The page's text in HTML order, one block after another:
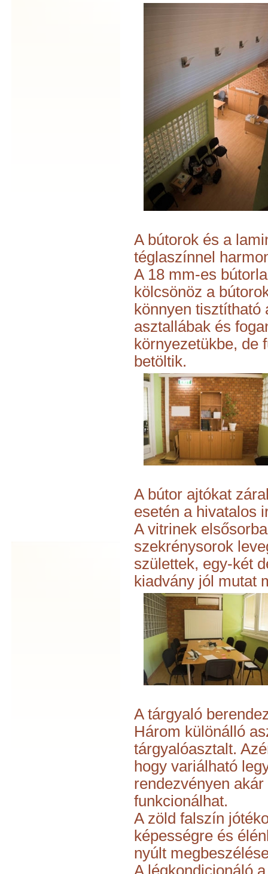
A bútorok és a
téglaszínnel
A 18 mm-es
kölcsönöz a
könnyen tisztítható
asztallábak és
környezetükbe, de
betöltik.
A bútor ajtókat
esetén a hivatalos
A vitrinek
szekrénysorok
születtek, egy-két
kiadvány jól mutat
A tárgyaló
Három különálló
tárgyalóasztalt.
hogy variálható
rendezvényen
funkcionálhat.
A zöld falszín
képességre és
nyúlt
A légkondicionáló